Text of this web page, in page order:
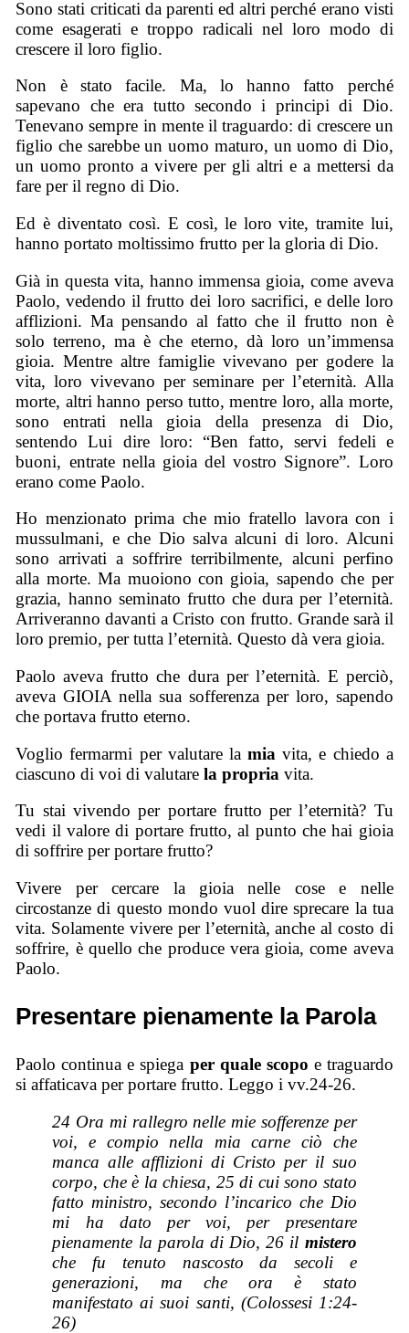
Sono stati criticati da parenti ed altri perché erano visti
come esagerati e troppo radicali nel loro modo di
crescere il loro figlio.
Non è stato facile. Ma, lo hanno fatto perché
sapevano che era tutto secondo i principi di Dio.
Tenevano sempre in mente il traguardo: di crescere un
figlio che sarebbe un uomo maturo, un uomo di Dio,
un uomo pronto a vivere per gli altri e a mettersi da
fare per il regno di Dio.
Ed è diventato così. E così, le loro vite, tramite lui,
hanno portato moltissimo frutto per la gloria di Dio.
Già in questa vita, hanno immensa gioia, come aveva
Paolo, vedendo il frutto dei loro sacrifici, e delle loro
afflizioni. Ma pensando al fatto che il frutto non è
solo terreno, ma è che eterno, dà loro un’immensa
gioia. Mentre altre famiglie vivevano per godere la
vita, loro vivevano per seminare per l’eternità. Alla
morte, altri hanno perso tutto, mentre loro, alla morte,
sono entrati nella gioia della presenza di Dio,
sentendo Lui dire loro: “Ben fatto, servi fedeli e
buoni, entrate nella gioia del vostro Signore”. Loro
erano come Paolo.
Ho menzionato prima che mio fratello lavora con i
mussulmani, e che Dio salva alcuni di loro. Alcuni
sono arrivati a soffrire terribilmente, alcuni perfino
alla morte. Ma muoiono con gioia, sapendo che per
grazia, hanno seminato frutto che dura per l’eternità.
Arriveranno davanti a Cristo con frutto. Grande sarà il
loro premio, per tutta l’eternità. Questo dà vera gioia.
Paolo aveva frutto che dura per l’eternità. E perciò,
aveva GIOIA nella sua sofferenza per loro, sapendo
che portava frutto eterno.
Voglio fermarmi per valutare lamiavita, e chiedo a
ciascuno di voi di valutarela propriavita.
Tu stai vivendo per portare frutto per l’eternità? Tu
vedi il valore di portare frutto, al punto che hai gioia
di soffrire per portare frutto?
Vivere per cercare la gioia nelle cose e nelle
circostanze di questo mondo vuol dire sprecare la tua
vita. Solamente vivere per l’eternità, anche al costo di
soffrire, è quello che produce vera gioia, come aveva
Paolo.
Presentare pienamente la Parola
Paolo continua e spiega per quale scopo e traguardo
si affaticava per portare frutto. Leggo i vv.24-26.
24 Ora mi rallegro nelle mie sofferenze per
voi, e compio nella mia carne ciò che
manca alle afflizioni di Cristo per il suo
corpo, che è la chiesa, 25 di cui sono stato
fatto ministro, secondo l’incarico che Dio
mi ha dato per voi, per presentare
pienamente la parola di Dio, 26 il mistero
che fu tenuto nascosto da secoli e
generazioni, ma che ora è stato
manifestato ai suoi santi, (Colossesi 1:24-
26)